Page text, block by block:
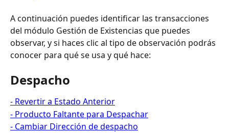
A continuación puedes identificar las transacciones
del módulo Gestión de Existencias que puedes
observar, y si haces clic al tipo de observación podrás
conocer para qué se usa y qué hace:
Despacho
- Revertir a Estado Anterior
- Producto Faltante para Despachar
- Cambiar Dirección de despacho